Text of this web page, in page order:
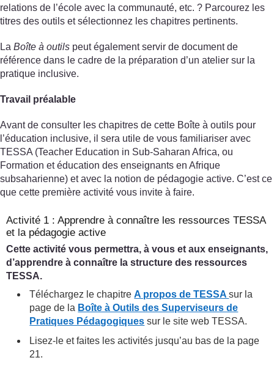
relations de l’école avec la communauté, etc. ? Parcourez les
titres des outils et sélectionnez les chapitres pertinents.
La Boîte à outils peut également servir de document de
référence dans le cadre de la préparation d’un atelier sur la
pratique inclusive.
Travail préalable
Avant de consulter les chapitres de cette Boîte à outils pour
l’éducation inclusive, il sera utile de vous familiariser avec
TESSA (Teacher Education in Sub-Saharan Africa, ou
Formation et éducation des enseignants en Afrique
subsaharienne) et avec la notion de pédagogie active. C’est ce
que cette première activité vous invite à faire.
Activité 1 : Apprendre à connaître les ressources TESSA
et la pédagogie active
Cette activité vous permettra, à vous et aux enseignants,
d’apprendre à connaître la structure des ressources
TESSA.
Téléchargez le chapitreA propos de TESSAsur la
page de la Boîte à Outils des Superviseurs de
Pratiques Pédagogiques sur le site web TESSA.
Lisez-le et faites les activités jusqu’au bas de la page
21.